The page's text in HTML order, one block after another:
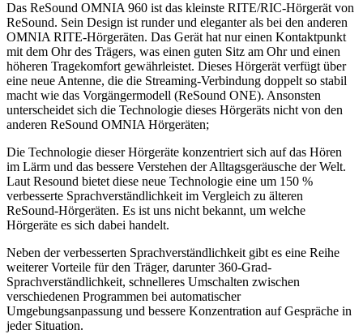
Das ReSound OMNIA 960 ist das kleinste RITE/RIC-Hörgerät von
ReSound. Sein Design ist runder und eleganter als bei den anderen
OMNIA RITE-Hörgeräten. Das Gerät hat nur einen Kontaktpunkt
mit dem Ohr des Trägers, was einen guten Sitz am Ohr und einen
höheren Tragekomfort gewährleistet. Dieses Hörgerät verfügt über
eine neue Antenne, die die Streaming-Verbindung doppelt so stabil
macht wie das Vorgängermodell (ReSound ONE). Ansonsten
unterscheidet sich die Technologie dieses Hörgeräts nicht von den
anderen ReSound OMNIA Hörgeräten;
Die Technologie dieser Hörgeräte konzentriert sich auf das Hören
im Lärm und das bessere Verstehen der Alltagsgeräusche der Welt.
Laut Resound bietet diese neue Technologie eine um 150 %
verbesserte Sprachverständlichkeit im Vergleich zu älteren
ReSound-Hörgeräten. Es ist uns nicht bekannt, um welche
Hörgeräte es sich dabei handelt.
Neben der verbesserten Sprachverständlichkeit gibt es eine Reihe
weiterer Vorteile für den Träger, darunter 360-Grad-
Sprachverständlichkeit, schnelleres Umschalten zwischen
verschiedenen Programmen bei automatischer
Umgebungsanpassung und bessere Konzentration auf Gespräche in
jeder Situation.